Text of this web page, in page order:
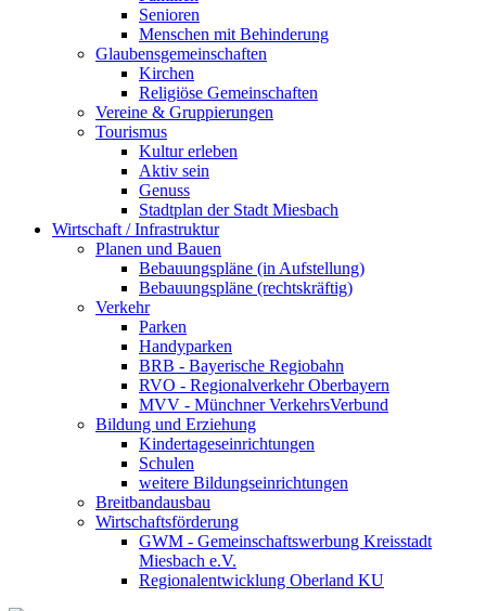
Senioren
Menschen mit Behinderung
Glaubensgemeinschaften
Kirchen
Religiöse Gemeinschaften
Vereine & Gruppierungen
Tourismus
Kultur erleben
Aktiv sein
Genuss
Stadtplan der Stadt Miesbach
Wirtschaft / Infrastruktur
Planen und Bauen
Bebauungspläne (in Aufstellung)
Bebauungspläne (rechtskräftig)
Verkehr
Parken
Handyparken
BRB - Bayerische Regiobahn
RVO - Regionalverkehr Oberbayern
MVV - Münchner VerkehrsVerbund
Bildung und Erziehung
Kindertageseinrichtungen
Schulen
weitere Bildungseinrichtungen
Breitbandausbau
Wirtschaftsförderung
GWM - Gemeinschaftswerbung Kreisstadt
Miesbach e.V.
Regionalentwicklung Oberland KU